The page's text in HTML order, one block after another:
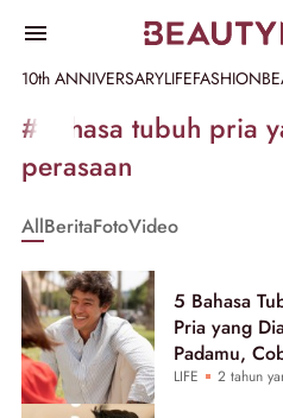
10th ANNIVERSARYLIFEFASHION
Informasi
[GET_DATA_TITLE]
Beautynesia
#bahasa tubuh pria
perasaan
AllBeritaFotoVideo
5 Bahasa
Pria yang
Padamu,
LIFE 2 tahun